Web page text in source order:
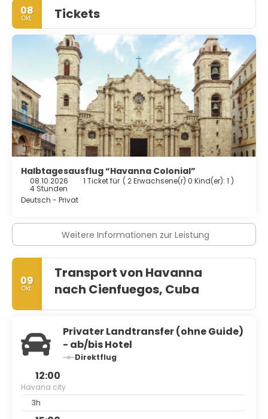
08
Okt. Tickets
Halbtagesausflug “Havanna Colonial”
08.10.2026 1 Ticket für ( 2 Erwachsene(r) 0 Kind(er): 1 )
4 Stunden
Deutsch - Privat
Weitere Informationen zur Leistung
09
Okt.
Transport von Havanna
nach Cienfuegos, Cuba
Privater Landtransfer (ohne Guide)
- ab/bis Hotel
Direktflug
12:00
Havana city
3h